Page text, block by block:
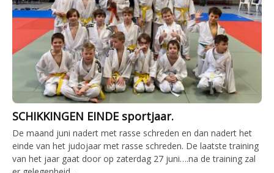
SCHIKKINGEN EINDE sportjaar.
De maand juni nadert met rasse schreden en dan nadert het
einde van het judojaar met rasse schreden. De laatste training
van het jaar gaat door op zaterdag 27 juni….na de training zal